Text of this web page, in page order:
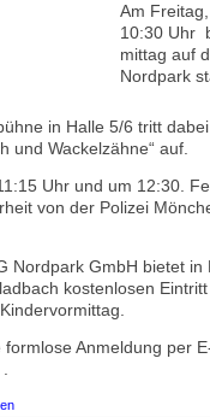
Am
10:30 Uhr
mittag auf
Nordpark
in Halle 5/6 tritt
und Wackelzähne“ auf.
Uhr und um 12:30.
von der Polizei
Nordpark GmbH bietet
kostenlosen
Anmeldung per